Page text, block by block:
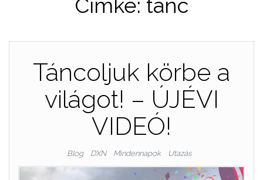
Címke: tánc
Táncoljuk körbe a
világot! – ÚJÉVI
VIDEÓ!
Blog DXN Mindennapok Utazás